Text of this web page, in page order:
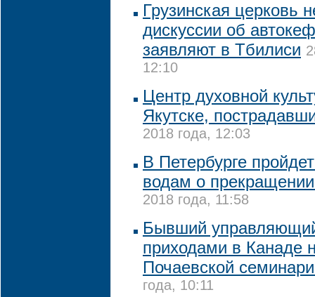
Грузинская церковь
дискуссии об
заявляют в Тбилиси
12:10
Центр духовной
Якутске,
2018 года, 12:03
В Петербурге
водам о
2018 года, 11:58
Бывший
приходами в Канаде
Почаевской
года, 10:11